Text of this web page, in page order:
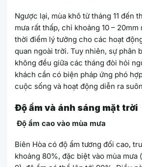
Ngược lại, mùa khô từ tháng 11 đến
mưa rất thấp, chỉ khoảng 10 –
thời điểm lý tưởng cho các hoạt
quan ngoài trời. Tuy nhiên, sự phân
không đều giữa các tháng đòi hỏi
khách cần có biện pháp ứng phó
cuộc sống và hoạt động diễn ra
Độ ẩm và ánh sáng mặt trời
Độ ẩm cao vào mùa mưa
Biên Hòa có độ ẩm tương đối cao,
khoảng 80%, đặc biệt vào mùa mưa